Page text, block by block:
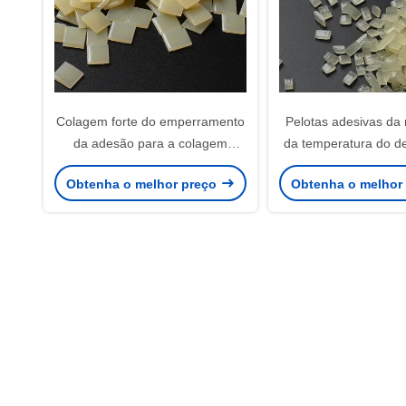
Colagem forte do emperramento
da adesão para a colagem
quente de papel do derretimento
para o emperramento de livro
Obtenha o melhor preço
Pelotas adesivas da
da temperatura do
quente sem fio da
Obtenha o melhor